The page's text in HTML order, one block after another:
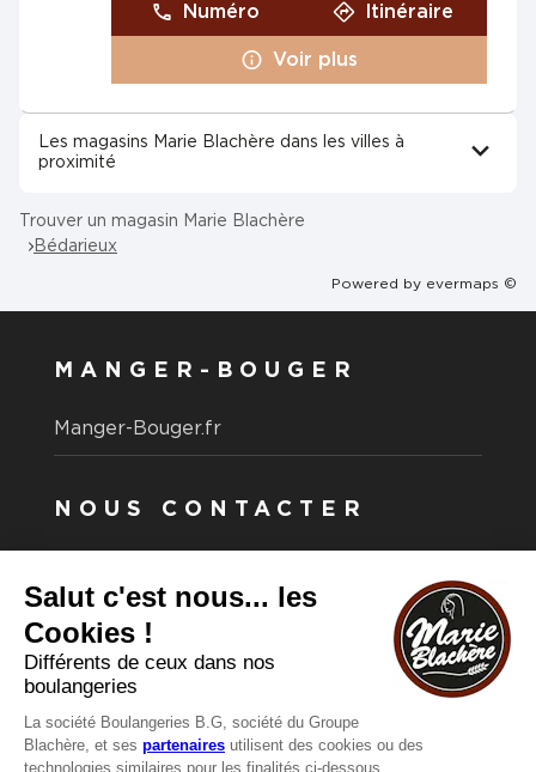
Numéro
Itinéraire
Voir plus
Les magasins Marie Blachère dans les villes à
proximité
Trouver un magasin Marie Blachère
Bédarieux
Powered by evermaps ©
MANGER-BOUGER
Manger-Bouger.fr
NOUS CONTACTER
Vous souhaitez nous contacter ?
Consultez notre FAQ.
FAQ
Recrutement